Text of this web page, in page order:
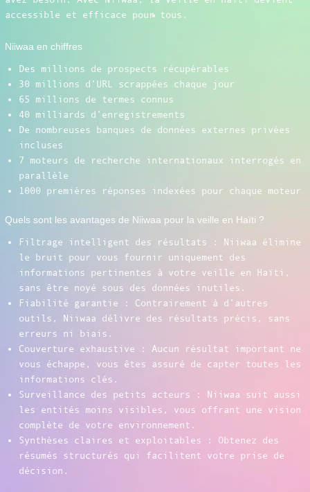
accessible et efficace pour tous.
Niiwaa en chiffres
Des millions de prospects récupérables
30 millions d’URL scrappées chaque jour
65 millions de termes connus
40 milliards d’enregistrements
De nombreuses banques de données externes privées
incluses
7 moteurs de recherche internationaux interrogés en
parallèle
1000 premières réponses indexées pour chaque moteur
Quels sont les avantages de Niiwaa pour la veille en Haïti ?
Filtrage intelligent des résultats : Niiwaa élimine
le bruit pour vous fournir uniquement des
informations pertinentes à votre veille en Haïti,
sans être noyé sous des données inutiles.
Fiabilité garantie : Contrairement à d’autres
outils, Niiwaa délivre des résultats précis, sans
erreurs ni biais.
Couverture exhaustive : Aucun résultat important ne
vous échappe, vous êtes assuré de capter toutes les
informations clés.
Surveillance des petits acteurs : Niiwaa suit aussi
les entités moins visibles, vous offrant une vision
complète de votre environnement.
Synthèses claires et exploitables : Obtenez des
résumés structurés qui facilitent votre prise de
décision.